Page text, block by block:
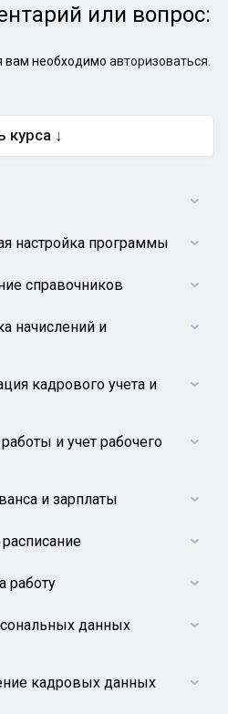
или вопрос:
вам необходимо авторизоваться
↓
настройка программы
справочников
начислений и
кадрового учета и
и учет рабочего
и зарплаты
работу
данных
кадровых данных